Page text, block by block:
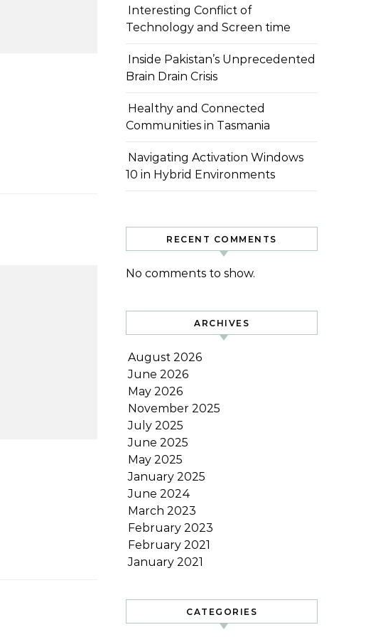
Interesting Conflict of
Technology and Screen time
Inside Pakistan’s Unprecedented
Brain Drain Crisis
Healthy and Connected
Communities in Tasmania
Navigating Activation Windows
10 in Hybrid Environments
RECENT COMMENTS
No comments to show.
ARCHIVES
August 2026
June 2026
May 2026
November 2025
July 2025
June 2025
May 2025
January 2025
June 2024
March 2023
February 2023
February 2021
January 2021
CATEGORIES